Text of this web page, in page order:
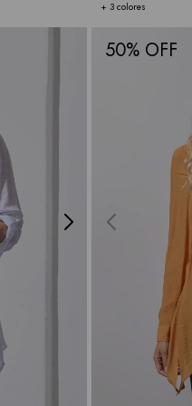
+ 3 colores
50